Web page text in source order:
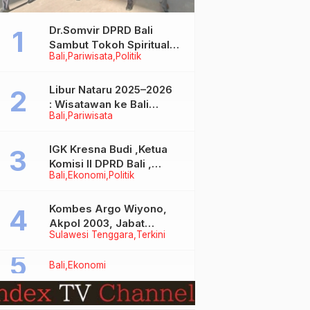
Bali Pariwisata Politik
Dr.Somvir DPRD Bali
Sambut Tokoh Spiritual
India Baba Bageshwar
Bali Pariwisata
Libur Nataru 2025–2026
: Wisatawan ke Bali
Meningkat, Isu Penurunan
Bali Ekonomi Politik
IGK Kresna Budi ,Ketua
Komisi II DPRD Bali ,
Angkat Bicara Soal
Bersubsidi Jenis Solar
Sulawesi Tenggara Terkini
Kombes Argo Wiyono,
Akpol 2003, Jabat
Dirlantas Polda Sultra
Bali Ekonomi